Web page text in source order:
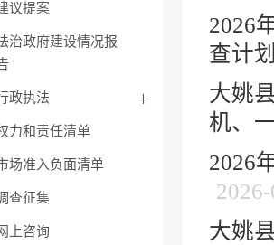
议提案
治政府建设情况报
政执法
力和责任清单
场准入负面清单
查征集
上咨询
2026
查计
大姚
机、
2026
大姚